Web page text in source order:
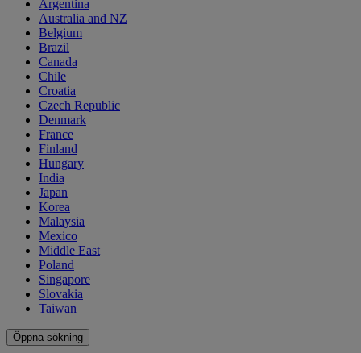
Argentina
Australia and NZ
Belgium
Brazil
Canada
Chile
Croatia
Czech Republic
Denmark
France
Finland
Hungary
India
Japan
Korea
Malaysia
Mexico
Middle East
Poland
Singapore
Slovakia
Taiwan
Öppna sökning